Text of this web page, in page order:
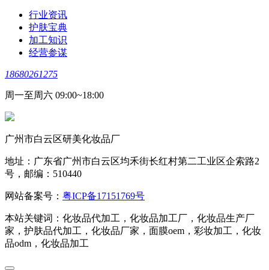
行业资讯
护肤宝典
加工知识
经营参谋
18680261275
周一至周六 09:00~18:00
广州市白云区研美化妆品厂
地址：广东省广州市白云区均禾街长红村第二工业区企索路2
号，邮编：510440
网站备案号： 粤ICP备17151769号
本站关键词：化妆品代加工，化妆品加工厂，化妆品生产厂
家，护肤品代加工，化妆品厂家，面膜oem，彩妆加工，化妆
品odm，化妆品加工